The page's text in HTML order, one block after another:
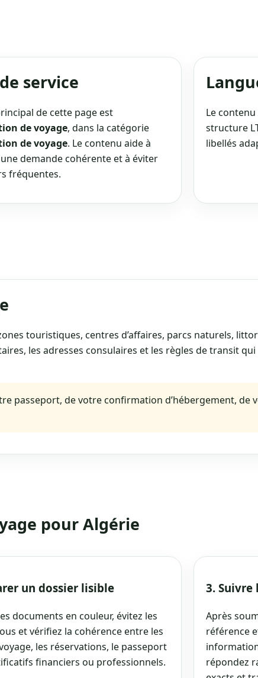
service
de cette page est
de voyage, dans la catégorie
de voyage. Le contenu aide à
demande cohérente et à éviter
fréquentes.
Le
structure
libellés
touristiques, centres d’affaires, parcs naturels,
les adresses consulaires et les règles de transit
passeport, de votre confirmation d’hébergement, de
pour Algérie
un dossier lisible
documents en couleur, évitez les
et vérifiez la cohérence entre les
les réservations, le passeport
financiers ou professionnels.
3. Suivre
Après
référence
répondez